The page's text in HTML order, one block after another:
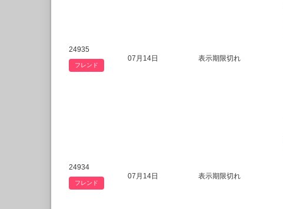
24935
フレンド
07月14日 表示期限切れ
24934
フレンド
07月14日 表示期限切れ